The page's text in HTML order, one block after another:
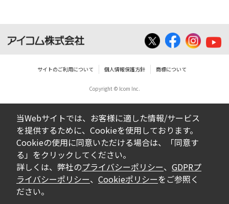
ダウンロードした取扱説明書等に使用され
の転用は一切出来ません。
ダウンロードした取扱説明書およびその他す
べての掲載物の変更は一切行わないでくださ
い。お客様による内容の変更により、何らか
の欠陥が生じたとしても、弊社では一切の保
証をいたしません。また、内容の変更の結
果、万一お客様に損害が生じたとしても、弊
社及び販売店等は一切の責任を負いません。
掲載の取扱説明書等は、製品発売当時の内容
サイトのご利用について 個人情報保護方針 商標について
Copyright © Icom Inc.
当Webサイトでは、お客様に適した情報/サービス
を提供するために、Cookieを使用しております。
Cookieの使用に同意いただける場合は、「同意す
る」をクリックしてください。
詳しくは、弊社のプライバシーポリシー、 GDPRプ
ライバシーポリシー、 Cookieポリシーをご参照く
ださい。